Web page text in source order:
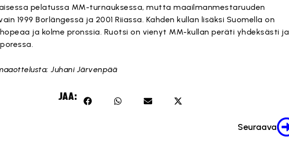
pelatussa MM-turnauksessa, mutta maailmanmestaruuden
1999 Borlängessä ja 2001 Riiassa. Kahden kullan lisäksi Suomella on
ja kolme pronssia. Ruotsi on vienyt MM-kullan peräti yhdeksästi ja
Juhani Järvenpää
JAA:
Seuraava